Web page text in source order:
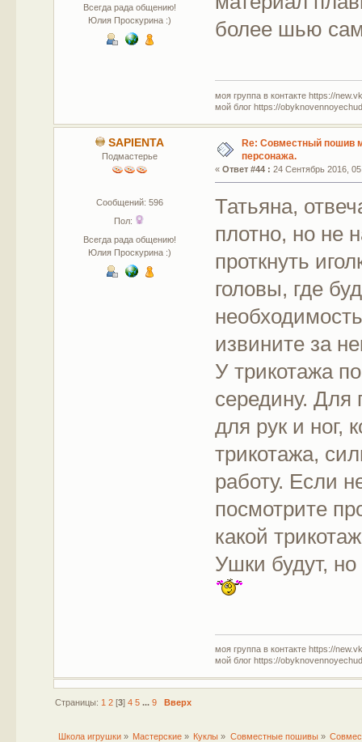
Всегда рада общению!
Юлия Проскурина :)
более шью
моя группа в контакте https://
мой блог https://
SAPIENTA
Подмастерье
Сообщений: 596
Пол:
Всегда рада общению!
Юлия Проскурина :)
Re: Совместный пошив
персонажа.
«Ответ #44 : 24 Сентябрь 2016,
Татьяна,
плотно, но не
проткнуть
головы, где
извините за
У трикотажа
середину. Для
для рук и ног,
трикотажа,
работу. Если
посмотрите
какой
Ушки будут,
моя группа в контакте https://
мой блог https://
Страницы: 1 2[3] 4 5 ... 9 Вверх
Школа игрушки» Мастерские » Куклы » Совместные пошивы»